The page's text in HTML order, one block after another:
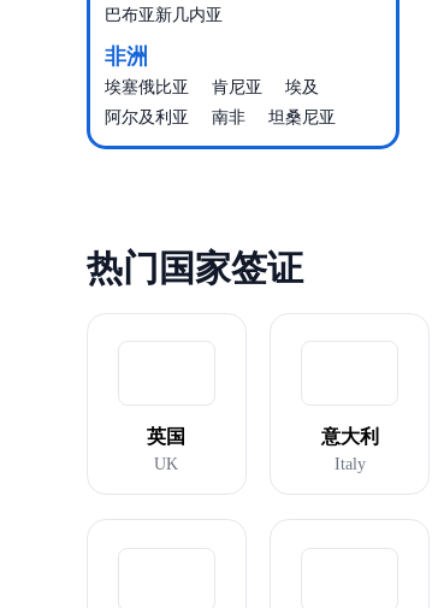
巴布亚新几内亚
非洲
埃塞俄比亚 肯尼亚
埃及
阿尔及利亚
南非 坦桑尼亚
热门国家签证
英国
UK
意大利
Italy